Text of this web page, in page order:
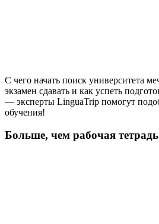
С чего начать поиск университета
экзамен сдавать и как успеть
— эксперты LinguaTrip помогут
обучения!
Больше, чем рабочая